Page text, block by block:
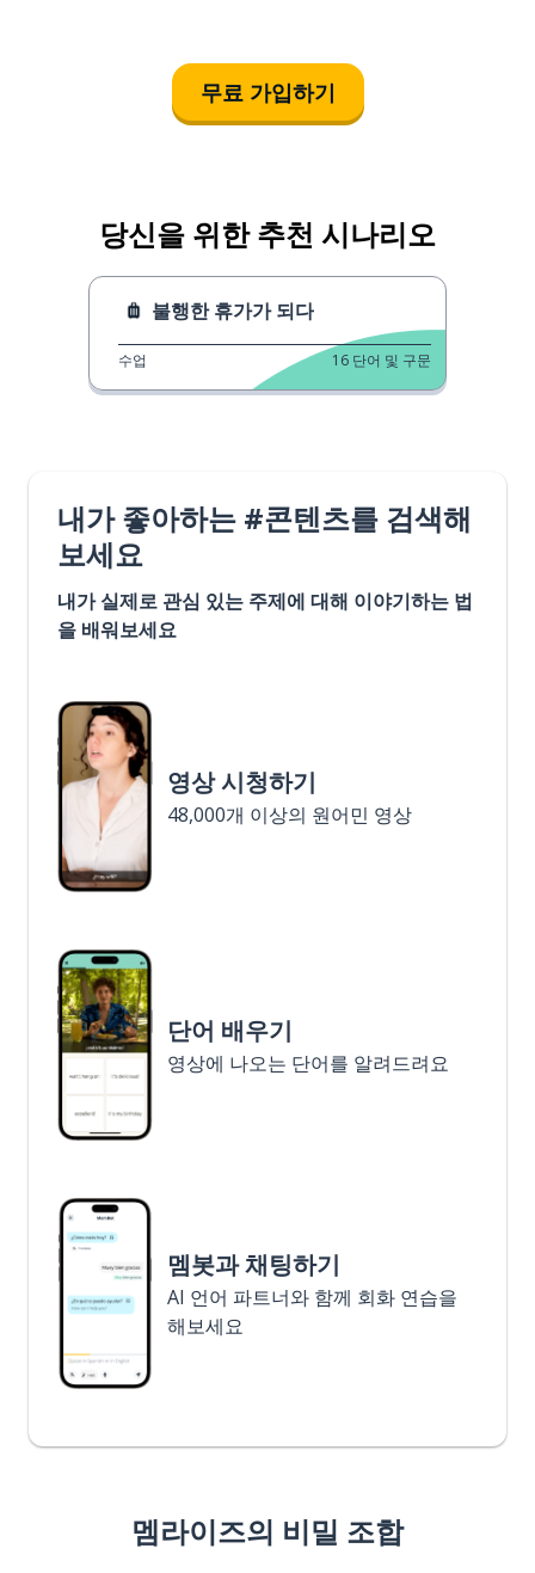
무료 가입하기
당신을 위한 추천 시나리오
불행한 휴가가 되다
수업 16 단어 및 구문
내가 좋아하는 #콘텐츠를 검색해
보세요
내가 실제로 관심 있는 주제에 대해 이야기하는 법
을 배워보세요
영상 시청하기
48,000개 이상의 원어민 영상
단어 배우기
영상에 나오는 단어를 알려드려요
멤봇과 채팅하기
AI 언어 파트너와 함께 회화 연습을
해보세요
멤라이즈의 비밀 조합